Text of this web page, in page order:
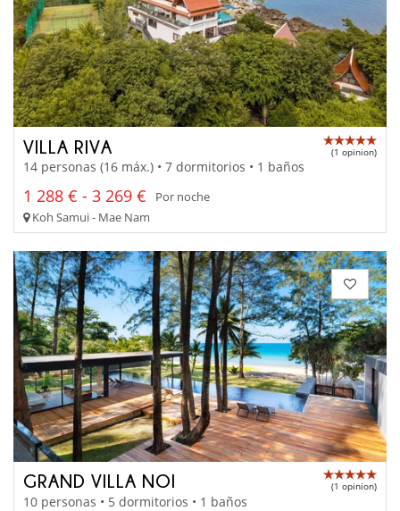
VILLA RIVA (1 opinion)
14 personas (16 máx.) • 7 dormitorios • 1 baños
1 288 € - 3 269 €
Por noche
Koh Samui - Mae Nam
GRAND VILLA NOI (1 opinion)
10 personas • 5 dormitorios • 1 baños